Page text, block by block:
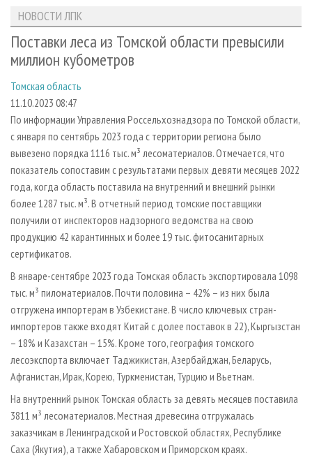
ЛЕСОЗАГОТОВКА
ЛЕСОПИЛЕНИЕ
СУШКА ДРЕВЕСИНЫ
ПРОИЗВОДСТВО ДРЕВЕСНЫХ ПЛИТ
ДЕРЕВЯННОЕ ДОМОСТРОЕНИЕ
ПРОИЗВОДСТВО МЕБЕЛИ
БИОЭНЕРГЕТИКА
ЦБП
ИНСТРУМЕНТ И МАТЕРИАЛЫ
НОВОСТИ ЛПК
НОВОСТИ ЖУРНАЛА
ПРОЕКТЫ ЛПИ
АНАЛИТИКА
ПРЕДПРИЯТИЯ ЛПК
ПЕРСОНЫ
МОБИЛЬНЫЕ ВЫСТАВКИ
ОФИЦИАЛЬНЫЕ ДЕЛЕГАЦИИ
ПРИОРИТЕТНЫЕ ИНВЕСТПРОЕКТЫ
RUSSIAN FORESTRY REVIEW
ГАЗЕТА ЛЕСПРОМФОРУМ
БИБЛИОТЕКА СПЕЦИАЛИСТА
АРХИВ ЖУРНАЛОВ
СТАТЬИ
О ЖУРНАЛЕ
ПОДПИСКА
КОНТАКТЫ
РЕКЛАМОДАТЕЛЯМ
РЕКЛАМА
РЕКЛАМА НА САЙТЕ
НОВОСТИ ЛПК
Поставки леса из Томской области превысили
миллион кубометров
Томская область
11.10.2023 08:47
По информации Управления Россельхознадзора по Томской области,
с января по сентябрь 2023 года с территории региона было
вывезено порядка 1116 тыс. м³ лесоматериалов. Отмечается, что
показатель сопоставим с результатами первых девяти месяцев 2022
года, когда область поставила на внутренний и внешний рынки
более 1287 тыс. м³. В отчетный период томские поставщики
получили от инспекторов надзорного ведомства на свою
продукцию 42 карантинных и более 19 тыс. фитосанитарных
сертификатов.
В январе-сентябре 2023 года Томская область экспортировала 1098
тыс. м³ пиломатериалов. Почти половина – 42% – из них была
отгружена импортерам в Узбекистане. В число ключевых стран-
импортеров также входят Китай с долее поставок в 22), Кыргызстан
– 18% и Казахстан – 15%. Кроме того, география томского
лесоэкспорта включает Таджикистан, Азербайджан, Беларусь,
Афганистан, Ирак, Корею, Туркменистан, Турцию и Вьетнам.
На внутренний рынок Томская область за девять месяцев поставила
3811 м³ лесоматериалов. Местная древесина отгружалась
заказчикам в Ленинградской и Ростовской областях, Республике
Саха (Якутия), а также Хабаровском и Приморском краях.